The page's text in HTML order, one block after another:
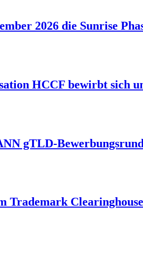
2026 die Sunrise
HCCF bewirbt sich
gTLD-
Trademark